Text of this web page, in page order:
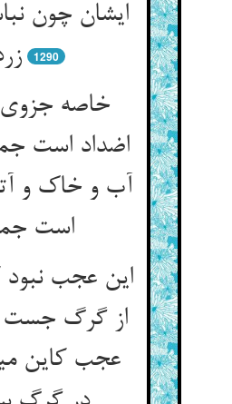
ایشان چون
1290
خاصه جزوی
اضداد است
آب و خاک و
این عجب
از گرگ
عجب کاین